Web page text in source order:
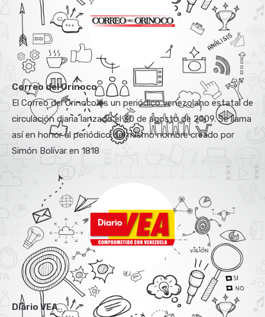
Correo del Orinoco
El Correo del Orinoco es un periódico venezolano estatal de
circulación diaria lanzado el 30 de agosto de 2009. Se llama
así en honor al periódico del mismo nombre creado por
Simón Bolívar en 1818
Diario VEA